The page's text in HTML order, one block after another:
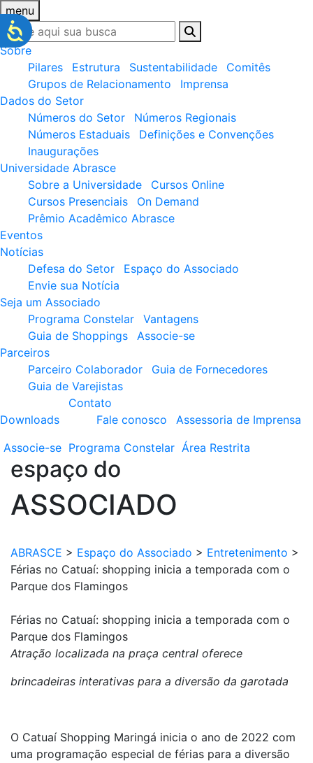
menu
Sobre
Pilares
Estrutura Sustentabilidade
Comitês
Grupos de Relacionamento
Imprensa
Dados do Setor
Números do Setor
Números Regionais
Números Estaduais
Definições e Convenções
Inaugurações
Universidade Abrasce
Sobre a Universidade
Cursos Online
Cursos Presenciais
On Demand
Prêmio Acadêmico Abrasce
Eventos
Notícias
Defesa do Setor
Espaço do Associado
Envie sua Notícia
Seja um Associado
Programa Constelar
Vantagens
Guia de Shoppings
Associe-se
Parceiros
Parceiro Colaborador
Guia de Fornecedores
Guia de Varejistas
Downloads
Contato
Fale conosco
Assessoria de Imprensa
Associe-se Programa Constelar Área Restrita
espaço do
ASSOCIADO
ABRASCE > Espaço do Associado > Entretenimento >
Férias no Catuaí: shopping inicia a temporada com o
Parque dos Flamingos
Férias no Catuaí: shopping inicia a temporada com o
Parque dos Flamingos
Atração localizada na praça central oferece
brincadeiras interativas para a diversão da garotada
O Catuaí Shopping Maringá inicia o ano de 2022 com
uma programação especial de férias para a diversão